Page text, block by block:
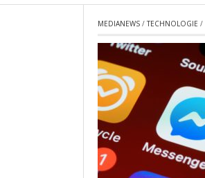
MEDIANEWS /TECHNOLOGIE /